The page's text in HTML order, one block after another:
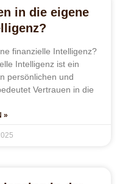
in die eigene
finanzielle Intelligenz?
Intelligenz ist ein
persönlichen und
Vertrauen in die
»